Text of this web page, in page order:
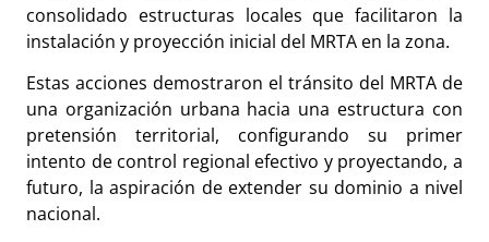
consolidado estructuras locales que facilitaron la
instalación y proyección inicial del MRTA en la zona.
Estas acciones demostraron el tránsito del MRTA de
una organización urbana hacia una estructura con
pretensión territorial, configurando su primer
intento de control regional efectivo y proyectando, a
futuro, la aspiración de extender su dominio a nivel
nacional.